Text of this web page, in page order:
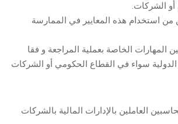
الشركات.
من استخدام هذه المعايير في الممارسة
المهارات الخاصة بعملية المراجعة و فقا
الدولية سواء في القطاع الحكومي أو الشركات
العاملين بالإدارات المالية بالشركات